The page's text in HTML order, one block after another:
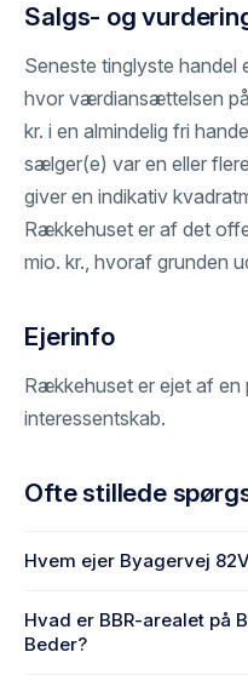
Salgs- og
Seneste tinglyste handel
hvor værdiansættelsen
kr. i en almindelig fri
sælger(e) var en eller
giver en indikativ
Rækkehuset er af det
mio. kr., hvoraf grunden
Ejerinfo
Rækkehuset er ejet af en
interessentskab.
Ofte stillede
Hvem ejer Byagervej
En eller flere privat(e)
Beder.
Hvad er BBR-arealet på
Beder?